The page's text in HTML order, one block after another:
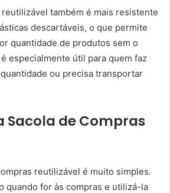
reutilizável também é mais resistente
descartáveis, o que permite
quantidade de produtos sem o
especialmente útil para quem faz
ou precisa transportar
Sacola de Compras
reutilizável é muito simples.
quando for às compras e utilizá-la